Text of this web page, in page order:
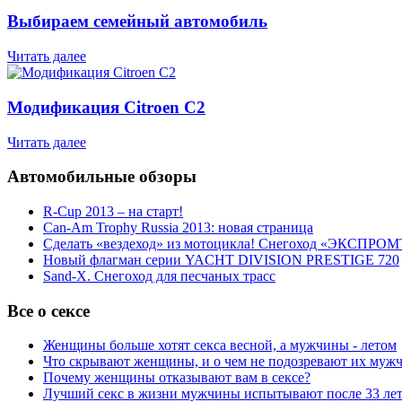
Выбираем семейный автомобиль
Читать далее
Модификация Citroen С2
Читать далее
Автомобильные обзоры
R-Cup 2013 – на старт!
Can-Am Trophy Russia 2013: новая страница
Сделать «вездеход» из мотоцикла! Снегоход
Новый флагман серии YACHT DIVISION PRESTIGE 720
Sand-X. Снегоход для песчаных трасс
Все о сексе
Женщины больше хотят секса весной, а мужчины - летом
Что скрывают женщины, и о чем не подозревают их
Почему женщины отказывают вам в сексе?
Лучший секс в жизни мужчины испытывают после 33 лет